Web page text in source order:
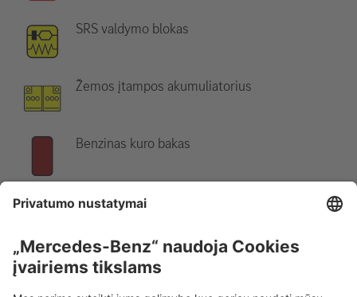
SRS valdymo blokas
Žemos įtampos akumuliatorius
Benzinas kuro bakas
Nurodymas:Daugiau informacijos rasite mūsų